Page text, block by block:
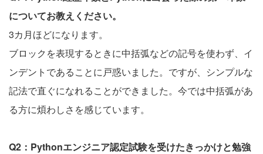
についてお教えください。
3カ月ほどになります。
ブロックを表現するときに中括弧などの記号を使わず、イ
ンデントであることに戸惑いました。ですが、シンプルな
記法で直ぐになれることができました。今では中括弧があ
る方に煩わしさを感じています。
Q2：Pythonエンジニア認定試験を受けたきっかけと勉強